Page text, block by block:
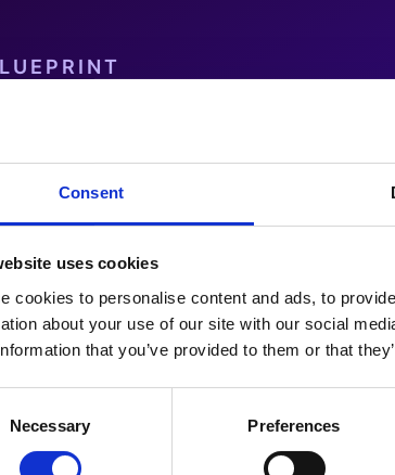
Consent
uses cookies
cookies to personalise content and ads, to
about your use of our site with our social
that you’ve provided to them or that
Necessary Preferences